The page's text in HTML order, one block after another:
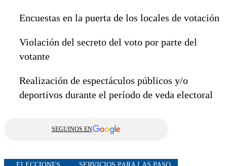
Encuestas en la puerta de los locales de votación
Violación del secreto del voto por parte del
votante
Realización de espectáculos públicos y/o
deportivos durante el período de veda electoral
SEGUINOS EN